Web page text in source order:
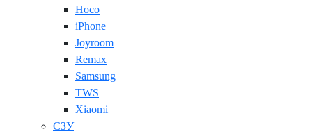
Hoco
iPhone
Joyroom
Remax
Samsung
TWS
Xiaomi
СЗУ